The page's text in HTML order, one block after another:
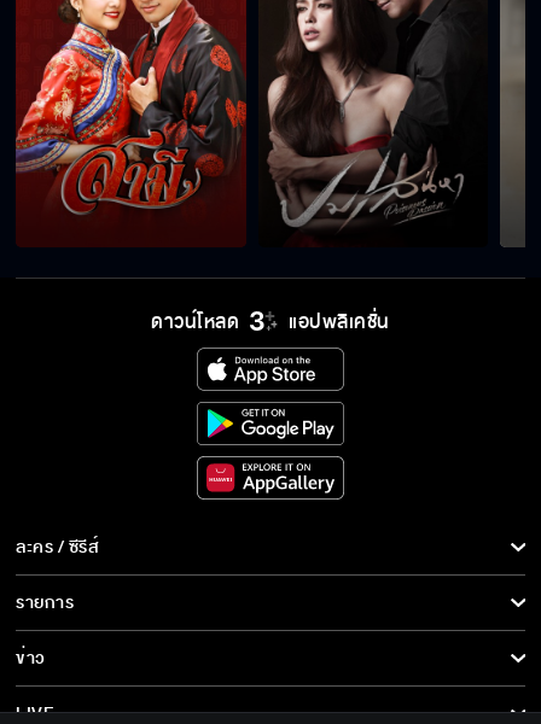
ดาวน์โหลด แอปพลิเคชั่น
ละคร / ซีรีส์
ละคร/ซีรีส์
ซีรีส์นานาชาติ
การ์ตูน & เกม
รายการ
รายการทั้งหมด
ข่าว
ข่าวทั้งหมด
LIVE